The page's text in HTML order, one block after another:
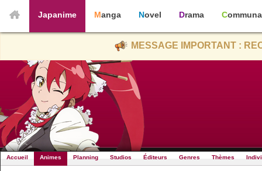
Japanime Manga Novel Drama
MESSAGE IMPORTANT :
Accueil Animes Planning Studios Éditeurs Genres Thèmes